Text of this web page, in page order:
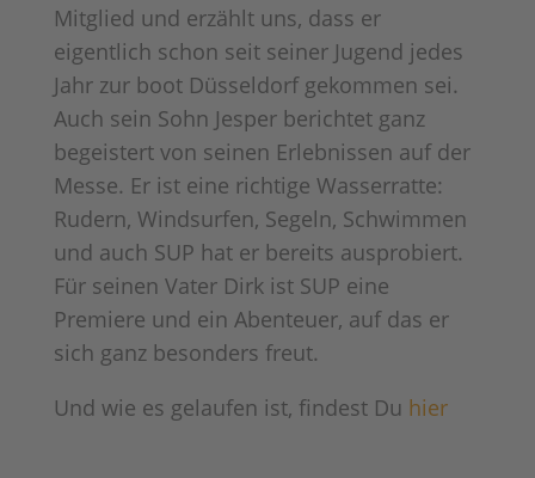
Mitglied und erzählt uns, dass er
eigentlich schon seit seiner Jugend jedes
Jahr zur boot Düsseldorf gekommen sei.
Auch sein Sohn Jesper berichtet ganz
begeistert von seinen Erlebnissen auf der
Messe. Er ist eine richtige Wasserratte:
Rudern, Windsurfen, Segeln, Schwimmen
und auch SUP hat er bereits ausprobiert.
Für seinen Vater Dirk ist SUP eine
Premiere und ein Abenteuer, auf das er
sich ganz besonders freut.
Und wie es gelaufen ist, findest Du hier